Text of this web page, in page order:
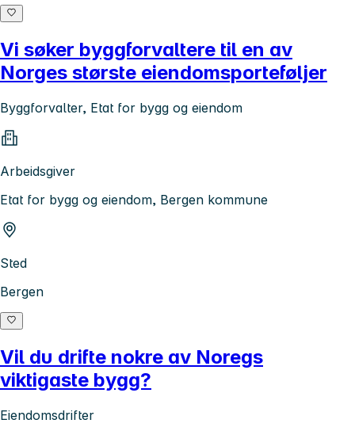
Vi søker byggforvaltere til en av
Norges største eiendomsporteføljer
Byggforvalter, Etat for bygg og eiendom
Arbeidsgiver
Etat for bygg og eiendom, Bergen kommune
Sted
Bergen
Vil du drifte nokre av Noregs
viktigaste bygg?
Eiendomsdrifter